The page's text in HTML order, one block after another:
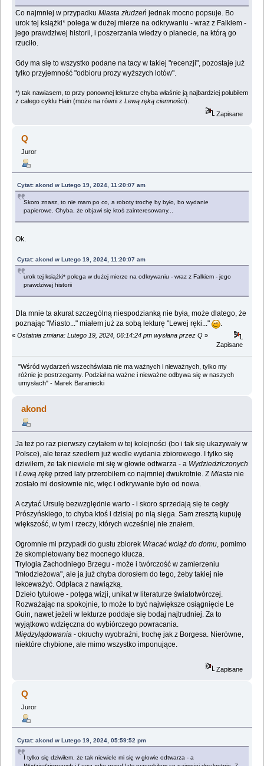
Co najmniej w przypadkuMiasta złudzeń jednak mocno popsuje. Bo
urok tej książki* polega w dużej mierze na odkrywaniu - wraz z Falkiem -
jego prawdziwej historii, i poszerzania wiedzy o planecie, na którą go
rzuciło.
Gdy ma się to wszystko podane na tacy w takiej "recenzji", pozostaje już
tylko przyjemność "odbioru prozy wyższych lotów".
*) tak nawiasem, to przy ponownej lekturze chyba właśnie ją najbardziej polubiłem
z całego cyklu Hain (może na równi zLewą ręką ciemności).
Zapisane
Q
Juror
Cytat: akond w Lutego 19, 2024, 11:20:07 am
Skoro znasz, to nie mam po co, a roboty trochę by było, bo wydanie
papierowe. Chyba, że objawi się ktoś zainteresowany...
Ok.
Cytat: akond w Lutego 19, 2024, 11:20:07 am
urok tej książki* polega w dużej mierze na odkrywaniu - wraz z Falkiem - jego
prawdziwej historii
Dla mnie ta akurat szczególną niespodzianką nie była, może dlatego, że
poznając "Miasto..." miałem już za sobą lekturę "Lewej ręki..."
.
« Ostatnia zmiana: Lutego 19, 2024, 06:14:24 pm wysłana przez Q »
Zapisane
"Wśród wydarzeń wszechświata nie ma ważnych i nieważnych, tylko my
różnie je postrzegamy. Podział na ważne i nieważne odbywa się w naszych
umysłach" - Marek Baraniecki
akond
Ja też po raz pierwszy czytałem w tej kolejności (bo i tak się ukazywały w
Polsce), ale teraz szedłem już wedle wydania zbiorowego. I tylko się
dziwiłem, że tak niewiele mi się w głowie odtwarza - a Wydziedziczonych
iLewą rękę przed laty przerobiłem co najmniej dwukrotnie. ZMiasta nie
zostało mi dosłownie nic, więc i odkrywanie było od nowa.
A czytać Ursulę bezwzględnie warto - i skoro sprzedają się te cegły
Prószyńskiego, to chyba ktoś i dzisiaj po nią sięga. Sam zresztą kupuję
większość, w tym i rzeczy, których wcześniej nie znałem.
Ogromnie mi przypadł do gustu zbiorek Wracać wciąż do domu, pomimo
że skompletowany bez mocnego klucza.
Trylogia Zachodniego Brzegu - może i twórczość w zamierzeniu
"młodzieżowa", ale ja już chyba dorosłem do tego, żeby takiej nie
lekceważyć. Odpłaca z nawiązką.
Dzieło tytułowe - potęga wizji, unikat w literaturze światotwórczej.
Rozważając na spokojnie, to może to być największe osiągnięcie Le
Guin, nawet jeżeli w lekturze poddaje się bodaj najtrudniej. Za to
wyjątkowo wdzięczna do wybiórczego powracania.
Międzylądowania - okruchy wyobraźni, trochę jak z Borgesa. Nierówne,
niektóre chybione, ale mimo wszystko imponujące.
Zapisane
Q
Juror
Cytat: akond w Lutego 19, 2024, 05:59:52 pm
I tylko się dziwiłem, że tak niewiele mi się w głowie odtwarza - a